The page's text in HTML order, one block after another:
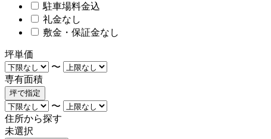
駐車場料金込
礼金なし
敷金・保証金なし
坪単価
〜
専有面積
坪で指定
〜
住所から探す
未選択